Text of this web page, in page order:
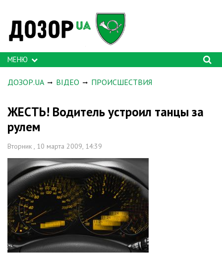
МЕНЮ
ДОЗОР.UA ВІДЕО ПРОИСШЕСТВИЯ
ЖЕСТЬ! Водитель устроил танцы за
рулем
Вторник , 10 марта 2009, 14:39